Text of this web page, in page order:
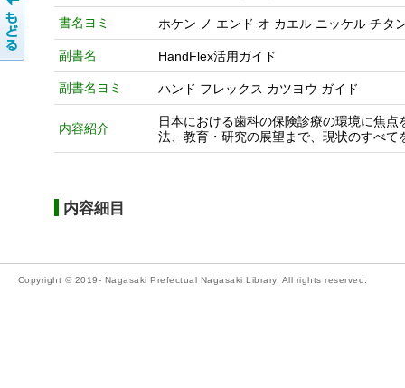
書名ヨミ ホケン ノ エンド オ カエル ニッケル チタ
副書名 HandFlex活用ガイド
副書名ヨミ ハンド フレックス カツヨウ ガイド
内容紹介
日本における歯科の保険診療の環境に焦
法、教育・研究の展望まで、現状のすべて
内容細目
Copyright © 2019- Nagasaki Prefectual Nagasaki Library. All rights reserved.